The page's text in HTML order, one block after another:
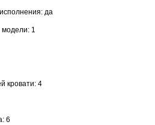
да
модели: 1
кровати: 4
6